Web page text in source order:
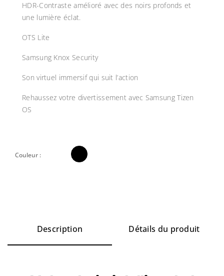
HDR-Contraste amélioré avec des noirs profonds et
une lumière éclat.
OTS Lite
Samsung Knox Security
Son virtuel immersif qui suit l’action
Rehaussez votre divertissement avec Samsung Tizen
OS
Couleur :
Description Détails du produit